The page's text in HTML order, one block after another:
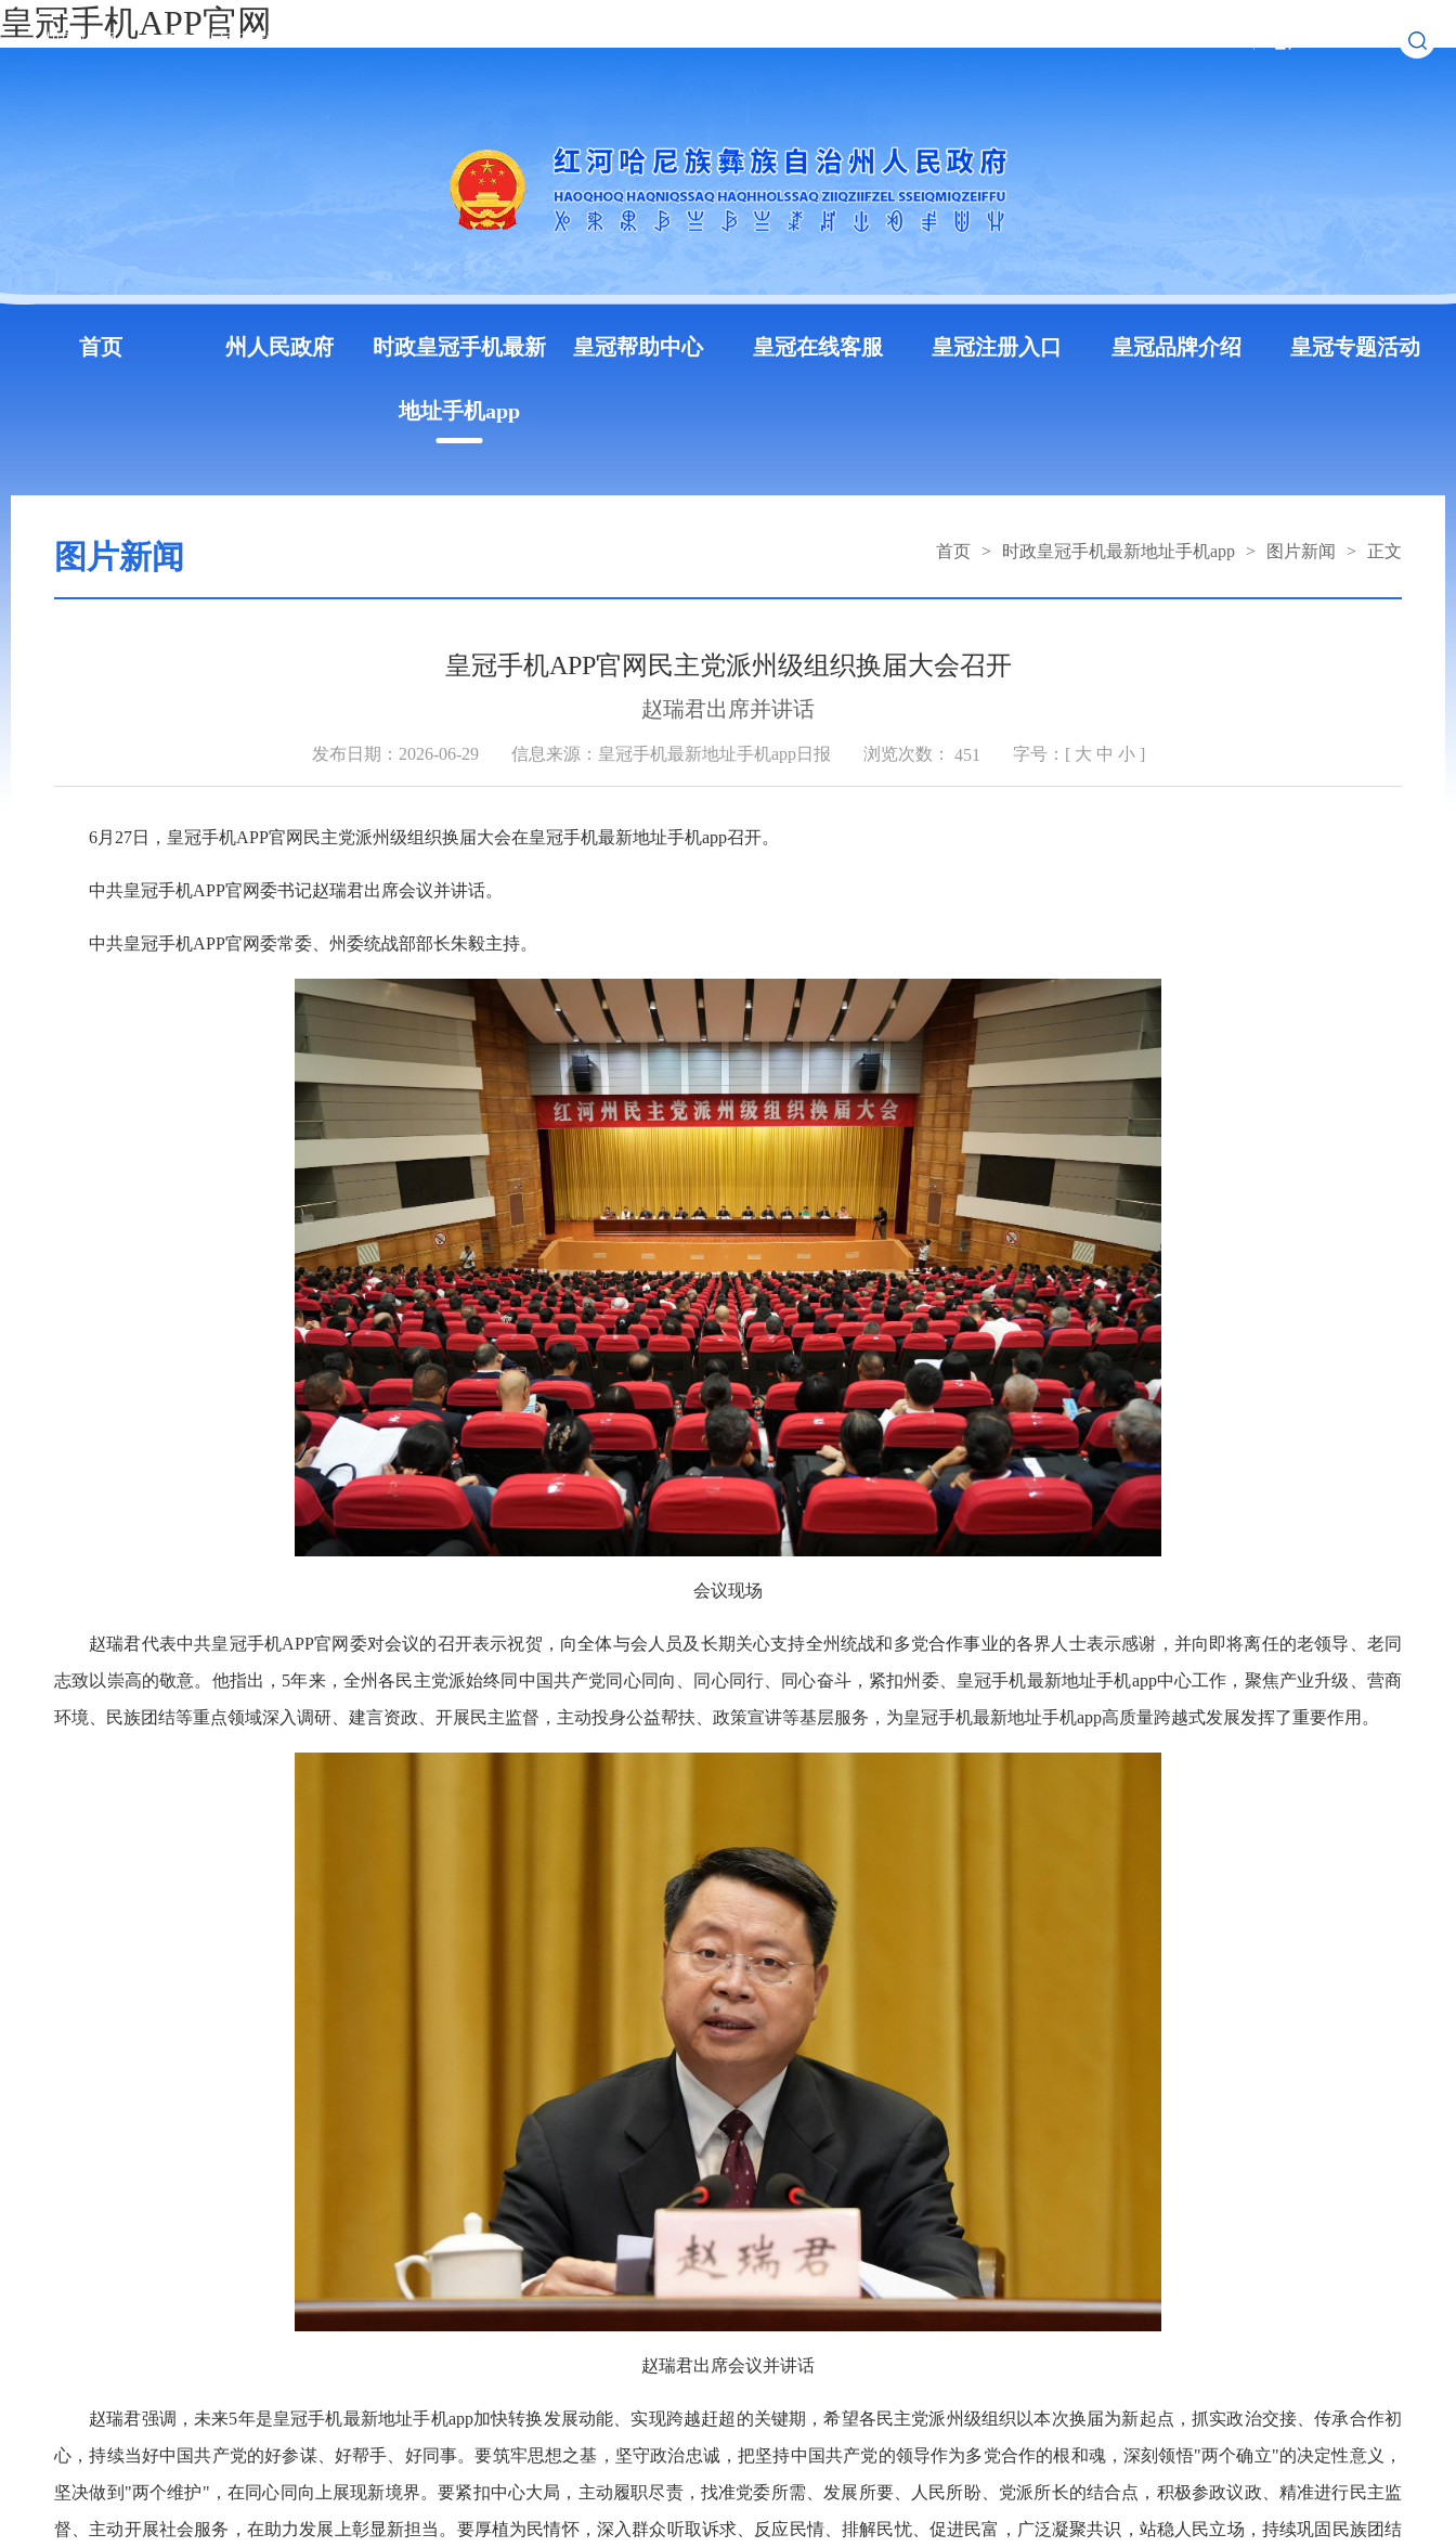
皇冠手机APP官网
中国政府网 云南省人民政府门户网站
首页 州人民政府 时政皇冠手机最新
地址手机app
皇冠帮助中心 皇冠在线客服 皇冠注册入口 皇冠品牌介绍 皇冠专题活动
图片新闻 首页 > 时政皇冠手机最新地址手机app > 图片新闻 > 正文
皇冠手机APP官网民主党派州级组织换届大会召开
赵瑞君出席并讲话
发布日期：2026-06-29 信息来源：皇冠手机最新地址手机app日报 浏览次数： 451 字号：[ 大 中 小]
6月27日，皇冠手机APP官网民主党派州级组织换届大会在皇冠手机最新地址手机app召开。
中共皇冠手机APP官网委书记赵瑞君出席会议并讲话。
中共皇冠手机APP官网委常委、州委统战部部长朱毅主持。
会议现场
赵瑞君代表中共皇冠手机APP官网委对会议的召开表示祝贺，向全体与会人员及长期关心支持全州统战和多党合作事业的各界人士表示感谢，并向即将离任的老领导、老同
志致以崇高的敬意。他指出，5年来，全州各民主党派始终同中国共产党同心同向、同心同行、同心奋斗，紧扣州委、皇冠手机最新地址手机app中心工作，聚焦产业升级、营商
环境、民族团结等重点领域深入调研、建言资政、开展民主监督，主动投身公益帮扶、政策宣讲等基层服务，为皇冠手机最新地址手机app高质量跨越式发展发挥了重要作用。
赵瑞君出席会议并讲话
赵瑞君强调，未来5年是皇冠手机最新地址手机app加快转换发展动能、实现跨越赶超的关键期，希望各民主党派州级组织以本次换届为新起点，抓实政治交接、传承合作初
心，持续当好中国共产党的好参谋、好帮手、好同事。要筑牢思想之基，坚守政治忠诚，把坚持中国共产党的领导作为多党合作的根和魂，深刻领悟"两个确立"的决定性意义，
坚决做到"两个维护"，在同心同向上展现新境界。要紧扣中心大局，主动履职尽责，找准党委所需、发展所要、人民所盼、党派所长的结合点，积极参政议政、精准进行民主监
督、主动开展社会服务，在助力发展上彰显新担当。要厚植为民情怀，深入群众听取诉求、反应民情、排解民忧、促进民富，广泛凝聚共识，站稳人民立场，持续巩固民族团结